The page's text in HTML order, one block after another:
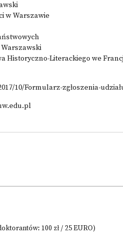
w Warszawie
Historyczno-Literackiego we
10/Formularz-zgłoszenia-
100 zł / 25 EURO)